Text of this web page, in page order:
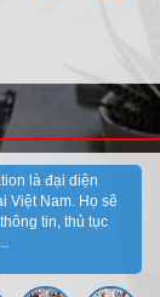
là đại diện
Việt Nam. Họ sẽ
tin, thủ tục